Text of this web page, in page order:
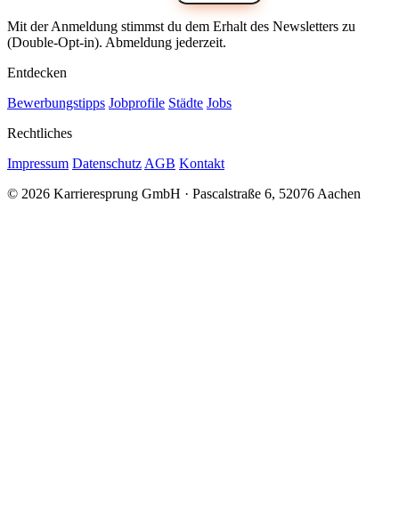
Mit der Anmeldung stimmst du dem Erhalt des Newsletters zu
(Double-Opt-in). Abmeldung jederzeit.
Entdecken
Bewerbungstipps Jobprofile Städte Jobs
Rechtliches
Impressum Datenschutz AGB Kontakt
© 2026 Karrieresprung GmbH · Pascalstraße 6, 52076 Aachen